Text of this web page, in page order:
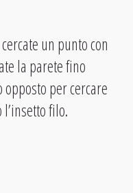
un punto con
la parete fino
per cercare
filo.